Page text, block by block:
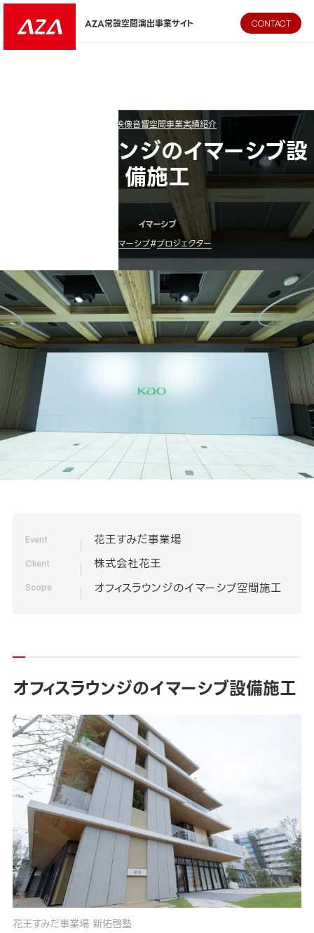
AZA CORPORATION（株式会社エージーエーコーポレーショ
AZA常設空間演出事業サイト CONTACT
AZA映像音響空間事業実績紹介
オフィスラウンジのイマーシブ設
備施工
イマーシブ
イマーシブ#プロジェクター
Event 花王すみだ事業場
Client 株式会社花王
Scope オフィスラウンジのイマーシブ空間施工
オフィスラウンジのイマーシブ設備施工
花王すみだ事業場 新佑啓塾